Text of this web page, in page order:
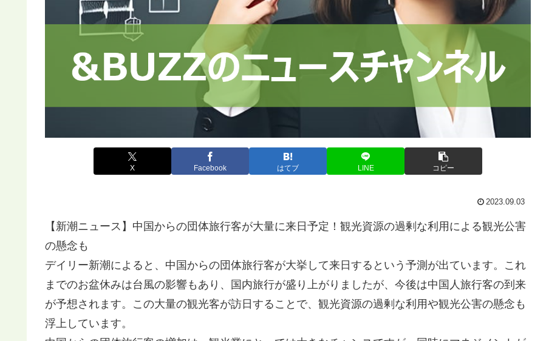
X Facebook はてブ LINE コピー
2023.09.03
【新潮ニュース】中国からの団体旅行客が大量に来日予定！観光資源の過剰な利用による観光公害
の懸念も
デイリー新潮によると、中国からの団体旅行客が大挙して来日するという予測が出ています。これ
までのお盆休みは台風の影響もあり、国内旅行が盛り上がりましたが、今後は中国人旅行客の到来
が予想されます。この大量の観光客が訪日することで、観光資源の過剰な利用や観光公害の懸念も
浮上しています。